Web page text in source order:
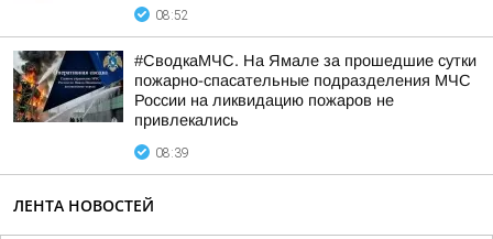
08:52
#СводкаМЧС. На Ямале за прошедшие сутки
пожарно-спасательные подразделения МЧС
России на ликвидацию пожаров не
привлекались
08:39
ЛЕНТА НОВОСТЕЙ